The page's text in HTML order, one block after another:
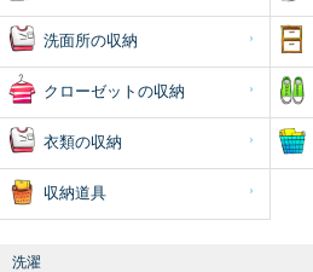
洗面所の収納
クローゼットの収納
衣類の収納
収納道具
洗濯